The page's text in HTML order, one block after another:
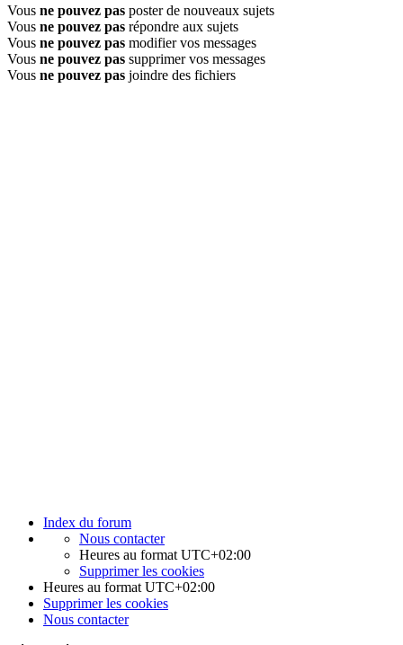
Vous ne pouvez pas poster de nouveaux sujets
Vous ne pouvez pas répondre aux sujets
Vous ne pouvez pas modifier vos messages
Vous ne pouvez pas supprimer vos messages
Vous ne pouvez pas joindre des fichiers
Index du forum
Nous contacter
Heures au format UTC+02:00
Supprimer les cookies
Heures au format UTC+02:00
Supprimer les cookies
Nous contacter